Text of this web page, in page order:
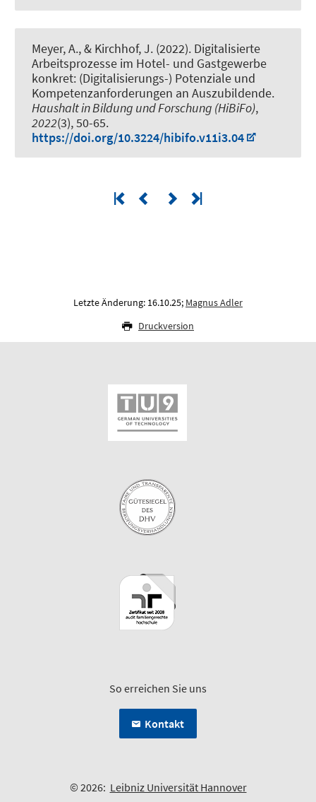
Meyer, A., & Kirchhof, J. (2022). Digitalisierte
Arbeitsprozesse im Hotel- und Gastgewerbe
konkret: (Digitalisierungs-) Potenziale und
Kompetenzanforderungen an Auszubildende.
Haushalt in Bildung und Forschung (HiBiFo),
2022(3), 50-65.
https://doi.org/10.3224/hibifo.v11i3.04
Letzte Änderung: 16.10.25; Magnus Adler
Druckversion
So erreichen Sie uns
Kontakt
© 2026: Leibniz Universität Hannover